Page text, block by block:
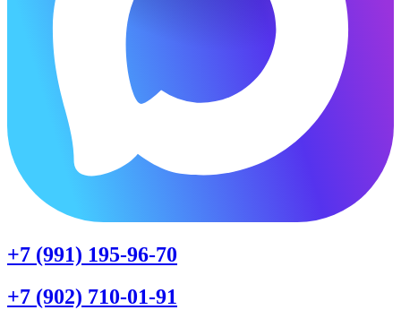
+7 (991) 195-96-70
+7 (902) 710-01-91